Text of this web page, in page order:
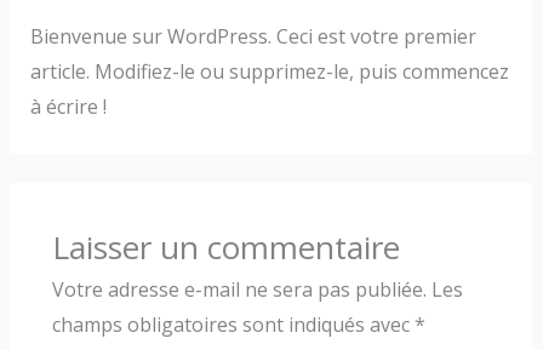
Bienvenue sur WordPress. Ceci est votre premier
article. Modifiez-le ou supprimez-le, puis commencez
à écrire !
Laisser un commentaire
Votre adresse e-mail ne sera pas publiée. Les
champs obligatoires sont indiqués avec *